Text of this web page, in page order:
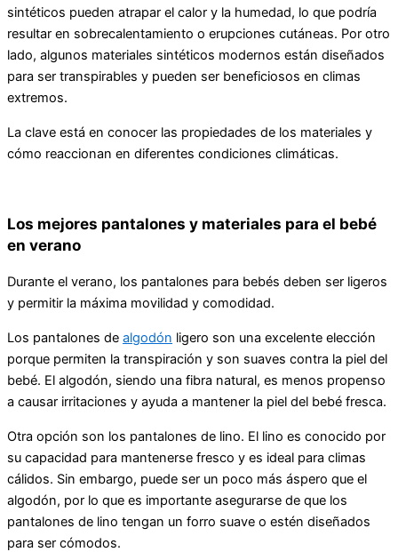
sintéticos pueden atrapar el calor y la humedad, lo que podría
resultar en sobrecalentamiento o erupciones cutáneas. Por otro
lado, algunos materiales sintéticos modernos están diseñados
para ser transpirables y pueden ser beneficiosos en climas
extremos.
La clave está en conocer las propiedades de los materiales y
cómo reaccionan en diferentes condiciones climáticas.
Los mejores pantalones y materiales para el bebé
en verano
Durante el verano, los pantalones para bebés deben ser ligeros
y permitir la máxima movilidad y comodidad.
Los pantalones de algodón ligero son una excelente elección
porque permiten la transpiración y son suaves contra la piel del
bebé. El algodón, siendo una fibra natural, es menos propenso
a causar irritaciones y ayuda a mantener la piel del bebé fresca.
Otra opción son los pantalones de lino. El lino es conocido por
su capacidad para mantenerse fresco y es ideal para climas
cálidos. Sin embargo, puede ser un poco más áspero que el
algodón, por lo que es importante asegurarse de que los
pantalones de lino tengan un forro suave o estén diseñados
para ser cómodos.